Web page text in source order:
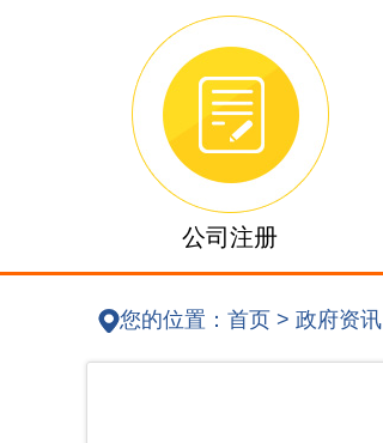
公司注册
您的位置： 首页 > 政府资讯